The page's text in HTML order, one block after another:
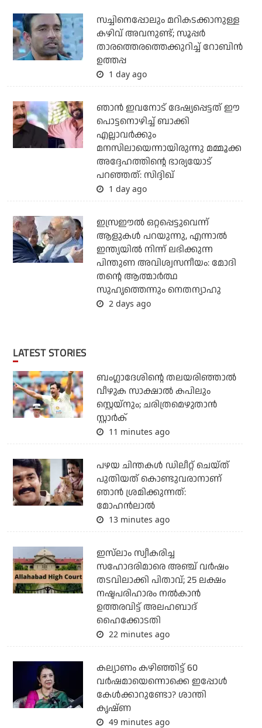
സച്ചിനെപ്പോലും മറികടക്കാനുള്ള
കഴിവ് അവനുണ്ട്; സൂപ്പര്‍
താരത്തെരത്തെക്കുറിച്ച് റോബിന്‍
ഉത്തപ്പ
1 day ago
ഞാന്‍ ഇവനോട് ദേഷ്യപ്പെട്ടത് ഈ
പൊട്ടനൊഴിച്ച് ബാക്കി
എല്ലാവര്‍ക്കും
മനസിലായെന്നായിരുന്നു മമ്മൂക്ക
അദ്ദേഹത്തിന്റെ ഭാര്യയോട്
പറഞ്ഞത്: സിദ്ദിഖ്
1 day ago
ഇസ്രഈല്‍ ഒറ്റപ്പെട്ടുവെന്ന്
ആളുകള്‍ പറയുന്നു, എന്നാല്‍
ഇന്ത്യയില്‍ നിന്ന് ലഭിക്കുന്ന
പിന്തുണ അവിശ്വസനീയം: മോദി
തന്റെ ആത്മാര്‍ത്ഥ
സുഹൃത്തെന്നും നെതന്യാഹു
2 days ago
LATEST STORIES
ബംഗ്ലാദേശിന്റെ തലയരിഞ്ഞാല്‍
വീഴുക സാക്ഷാല്‍ കപിലും
സ്റ്റെയ്‌നും; ചരിത്രമെഴുതാന്‍
സ്റ്റാര്‍ക്
11 minutes ago
പഴയ ചിന്തകള്‍ ഡിലീറ്റ് ചെയ്ത്
പുതിയത് കൊണ്ടുവരാനാണ്
ഞാന്‍ ശ്രമിക്കുന്നത്:
മോഹന്‍ലാല്‍
13 minutes ago
ഇസ്‌ലാം സ്വീകരിച്ച
സഹോദരിമാരെ അഞ്ച് വര്‍ഷം
തടവിലാക്കി പിതാവ്; 25 ലക്ഷം
നഷ്ടപരിഹാരം നല്‍കാന്‍
ഉത്തരവിട്ട് അലഹബാദ്
ഹൈക്കോടതി
22 minutes ago
കല്യാണം കഴിഞ്ഞിട്ട് 60
വർഷമായെന്നൊക്കെ ഇപ്പോൾ
കേൾക്കാറുണ്ടോ? ശാന്തി
കൃഷ്ണ
49 minutes ago